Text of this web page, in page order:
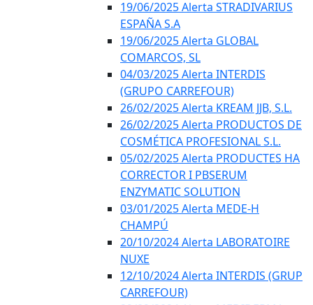
19/06/2025 Alerta STRADIVARIUS
ESPAÑA S.A
19/06/2025 Alerta GLOBAL
COMARCOS, SL
04/03/2025 Alerta INTERDIS
(GRUPO CARREFOUR)
26/02/2025 Alerta KREAM JJB, S.L.
26/02/2025 Alerta PRODUCTOS DE
COSMÉTICA PROFESIONAL S.L.
05/02/2025 Alerta PRODUCTES HA
CORRECTOR I PBSERUM
ENZYMATIC SOLUTION
03/01/2025 Alerta MEDE-H
CHAMPÚ
20/10/2024 Alerta LABORATOIRE
NUXE
12/10/2024 Alerta INTERDIS (GRUP
CARREFOUR)